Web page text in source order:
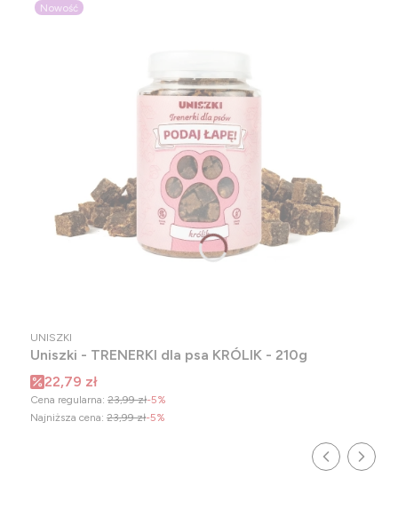
Nowość
UNISZKI
Uniszki - TRENERKI dla psa KRÓLIK - 210g
Cena promocyjna
22,79 zł
Cena regularna: 23,99 zł-5%
Najniższa cena: 23,99 zł-5%